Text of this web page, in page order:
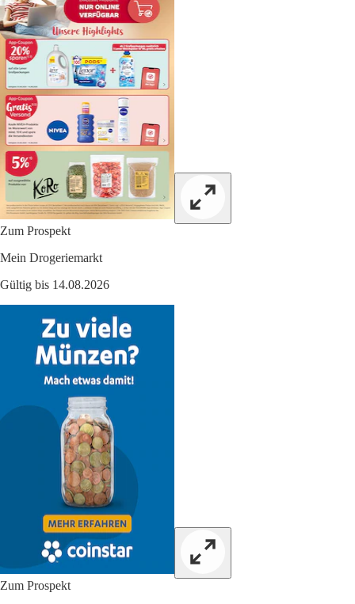
Zum Prospekt
Mein Drogeriemarkt
Gültig bis 14.08.2026
Zum Prospekt